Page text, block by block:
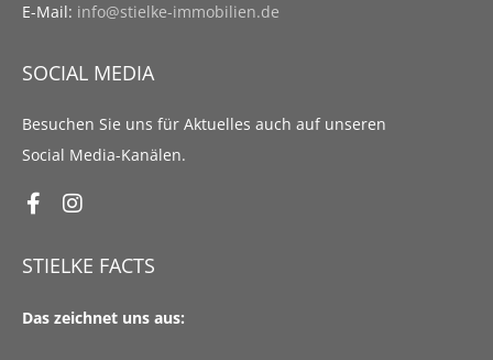
E-Mail: info@stielke-immobilien.de
SOCIAL MEDIA
Besuchen Sie uns für Aktuelles auch auf unseren
Social Media-Kanälen.
STIELKE FACTS
Das zeichnet uns aus: